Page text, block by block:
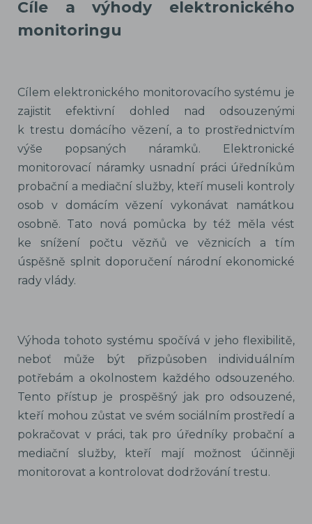
Cíle a výhody elektronického
monitoringu
Cílem elektronického monitorovacího systému je
zajistit efektivní dohled nad odsouzenými
k trestu domácího vězení, a to prostřednictvím
výše popsaných náramků. Elektronické
monitorovací náramky usnadní práci úředníkům
probační a mediační služby, kteří museli kontroly
osob v domácím vězení vykonávat namátkou
osobně. Tato nová pomůcka by též měla vést
ke snížení počtu vězňů ve věznicích a tím
úspěšně splnit doporučení národní ekonomické
rady vlády.
Výhoda tohoto systému spočívá v jeho flexibilitě,
neboť může být přizpůsoben individuálním
potřebám a okolnostem každého odsouzeného.
Tento přístup je prospěšný jak pro odsouzené,
kteří mohou zůstat ve svém sociálním prostředí a
pokračovat v práci, tak pro úředníky probační a
mediační služby, kteří mají možnost účinněji
monitorovat a kontrolovat dodržování trestu.